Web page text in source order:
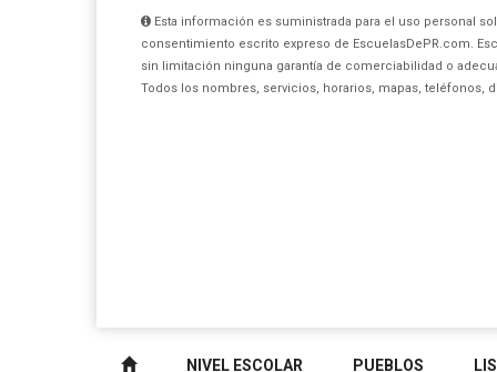
Esta información es suministrada para el uso personal
consentimiento escrito expreso de EscuelasDePR.com.
sin limitación ninguna garantía de comerciabilidad o
Todos los nombres, servicios, horarios, mapas, teléfonos,
NIVEL ESCOLAR PUEBLOS